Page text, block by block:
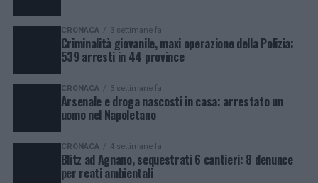
CRONACA 3 settimane fa
Criminalità giovanile, maxi operazione della Polizia:
539 arresti in 44 province
CRONACA 3 settimane fa
Arsenale e droga nascosti in casa: arrestato un
uomo nel Napoletano
CRONACA 4 settimane fa
Blitz ad Agnano, sequestrati 6 cantieri: 8 denunce
per reati ambientali